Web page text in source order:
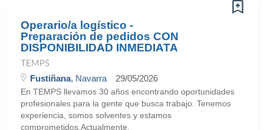
Operario/a logístico -
Preparación de pedidos CON
DISPONIBILIDAD INMEDIATA
TEMPS
Fustiñana, Navarra 29/05/2026
En TEMPS llevamos 30 años encontrando oportunidades
profesionales para la gente que busca trabajo. Tenemos
experiencia, somos solventes y estamos
comprometidos.Actualmente,